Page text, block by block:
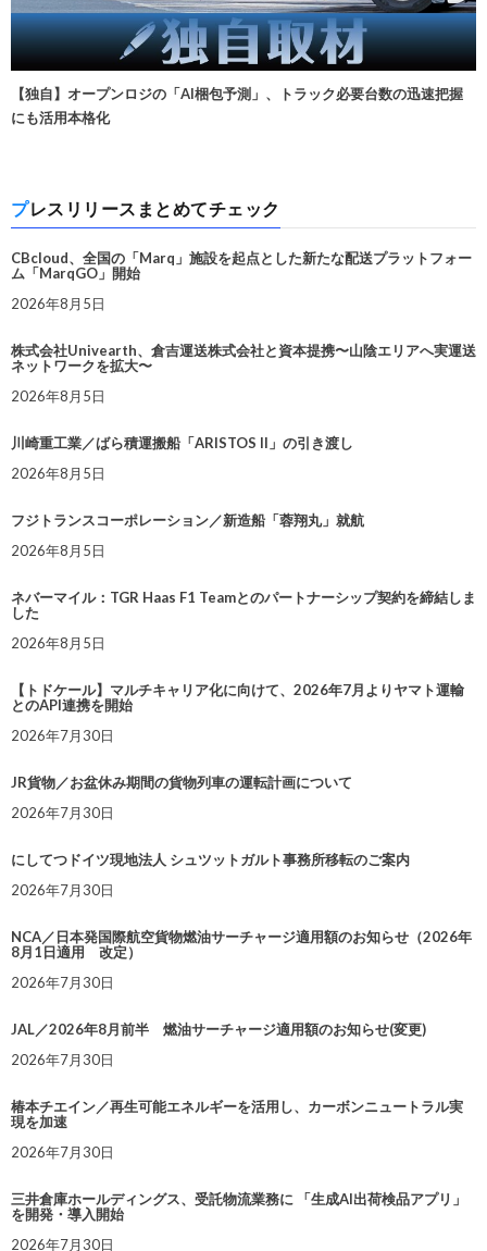
【独自】オープンロジの「AI梱包予測」、トラック必要台数の迅速把握
にも活用本格化
プレスリリースまとめてチェック
CBcloud、全国の「Marq」施設を起点とした新たな配送プラットフォー
ム「MarqGO」開始
2026年8月5日
株式会社Univearth、倉吉運送株式会社と資本提携〜山陰エリアへ実運送
ネットワークを拡大〜
2026年8月5日
川崎重工業／ばら積運搬船「ARISTOS II」の引き渡し
2026年8月5日
フジトランスコーポレーション／新造船「蓉翔丸」就航
2026年8月5日
ネバーマイル：TGR Haas F1 Teamとのパートナーシップ契約を締結しま
した
2026年8月5日
【トドケール】マルチキャリア化に向けて、2026年7月よりヤマト運輸
とのAPI連携を開始
2026年7月30日
JR貨物／お盆休み期間の貨物列車の運転計画について
2026年7月30日
にしてつドイツ現地法人 シュツットガルト事務所移転のご案内
2026年7月30日
NCA／日本発国際航空貨物燃油サーチャージ適用額のお知らせ（2026年
8月1日適用 改定）
2026年7月30日
JAL／2026年8月前半 燃油サーチャージ適用額のお知らせ(変更)
2026年7月30日
椿本チエイン／再生可能エネルギーを活用し、カーボンニュートラル実
現を加速
2026年7月30日
三井倉庫ホールディングス、受託物流業務に 「生成AI出荷検品アプリ」
を開発・導入開始
2026年7月30日